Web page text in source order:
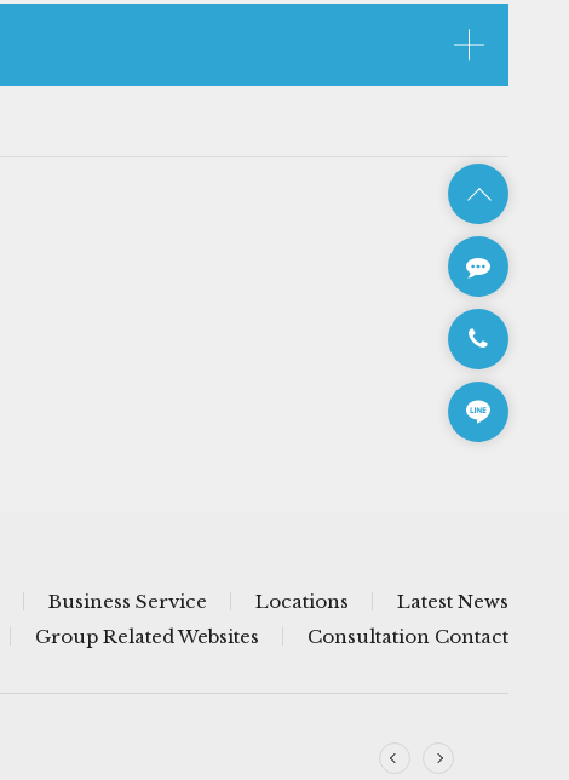
Business Service Locations
Latest News
Group Related Websites Consultation Contact